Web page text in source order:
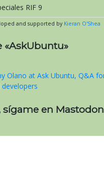
RIF 9
and supported by Kieran O'Shea
sígame en Mastodon